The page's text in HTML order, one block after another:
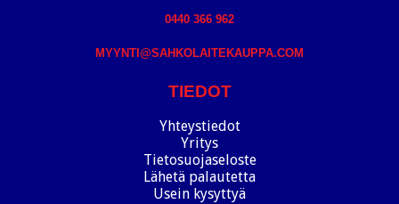
0440 366 962
MYYNTI@SAHKOLAITEKAUPPA.COM
TIEDOT
Yhteystiedot
Yritys
Tietosuojaseloste
Lähetä palautetta
Usein kysyttyä